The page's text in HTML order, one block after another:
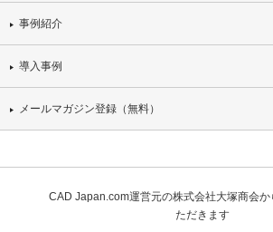
事例紹介
導入事例
メールマガジン登録（無料）
CAD Japan.com運営元の株式会社大塚商会
ただきます